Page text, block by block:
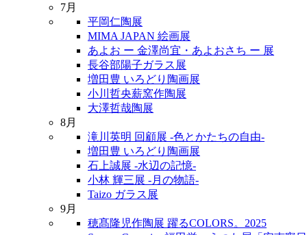
7月
平岡仁陶展
MIMA JAPAN 絵画展
あよお ー 金澤尚宜・あよおさち ー 展
長谷部陽子ガラス展
増田豊 いろどり陶画展
小川哲央薪窯作陶展
大澤哲哉陶展
8月
滝川英明 回顧展 -色とかたちの自由-
増田豊 いろどり陶画展
石上誠展 -水辺の記憶-
小林 輝三展 -月の物語-
Taizo ガラス展
9月
穂髙隆児作陶展 躍るCOLORS。2025